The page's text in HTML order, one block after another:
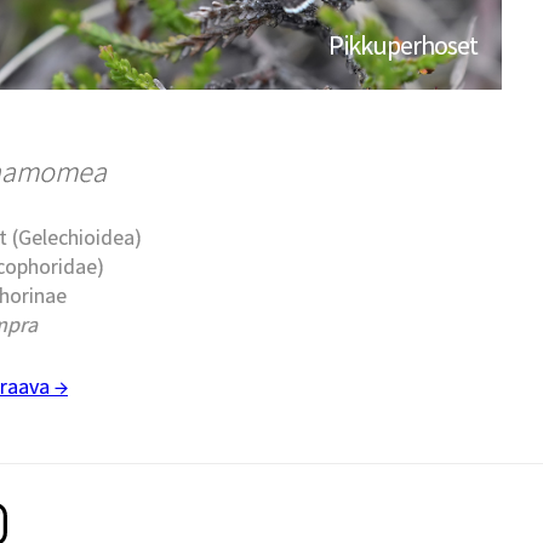
Pikkuperhoset
(Gelechioidea)
→